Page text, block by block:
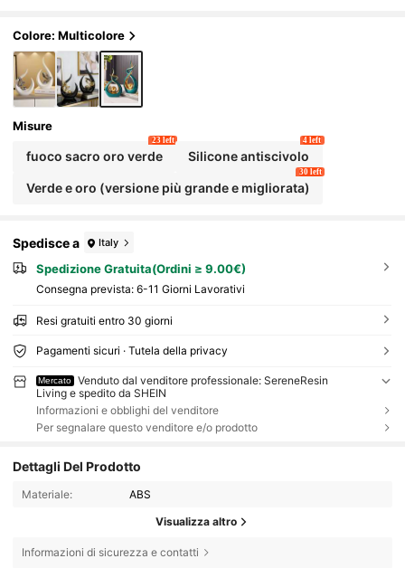
nni, festività, festa della mamma e una scelta merav
igliosa da regalare agli amici.
Colore: Multicolore
Misure
fuoco sacro oro verde
23 left
Silicone antiscivolo
4 left
Verde e oro (versione più grande e migliorata)
30 left
Spedisce a Italy
Spedizione Gratuita(Ordini ≥ 9.00€)
Consegna prevista: 6-11 Giorni Lavorativi
Resi gratuiti entro 30 giorni
Pagamenti sicuri · Tutela della privacy
Mercato
Venduto dal venditore professionale: SereneResin
Living e spedito da SHEIN
Informazioni e obblighi del venditore
Per segnalare questo venditore e/o prodotto
Dettagli Del Prodotto
Materiale: ABS
Visualizza altro
Informazioni di sicurezza e contatti